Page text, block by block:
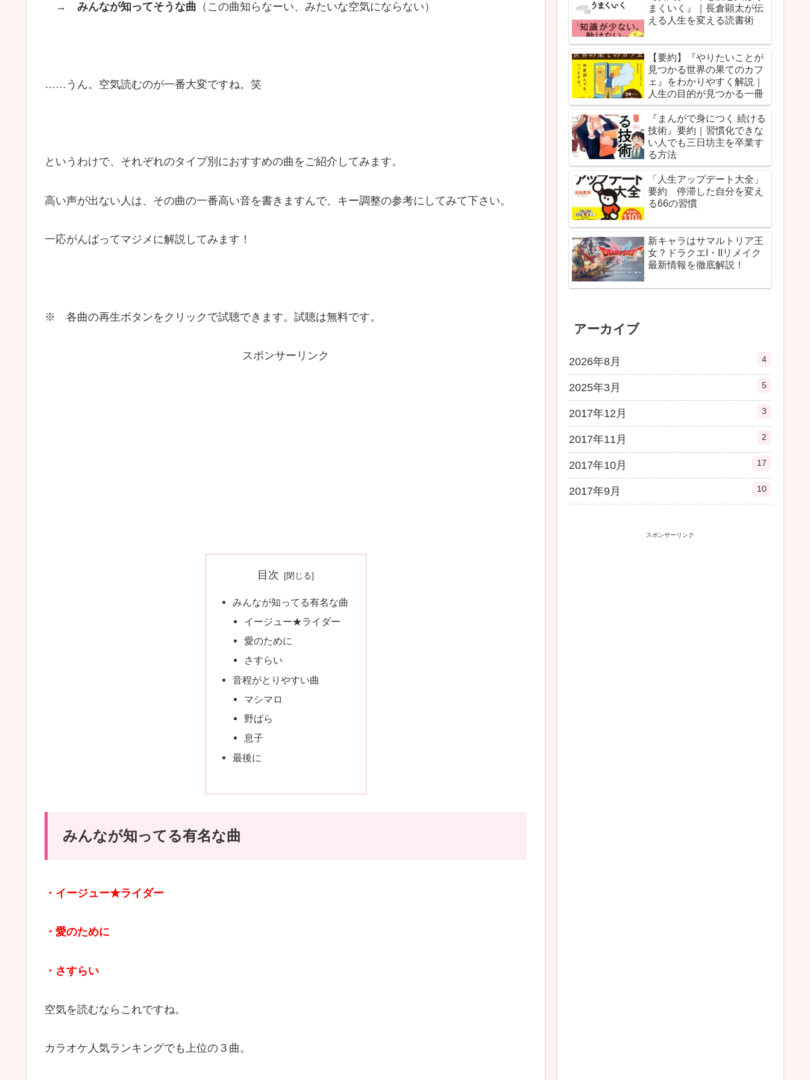
→ みんなが知ってそうな曲 （この曲知らなーい、みたいな空気にならない）
……うん。空気読むのが一番大変ですね。笑
というわけで、それぞれのタイプ別におすすめの曲をご紹介してみます。
高い声が出ない人は、その曲の一番高い音を書きますんで、キー調整の参考にしてみて下さい。
一応がんばってマジメに解説してみます！
※ 各曲の再生ボタンをクリックで試聴できます。試聴は無料です。
スポンサーリンク
目次
みんなが知ってる有名な曲
イージュー★ライダー
愛のために
さすらい
音程がとりやすい曲
マシマロ
野ばら
息子
最後に
みんなが知ってる有名な曲
・イージュー★ライダー
・愛のために
・さすらい
空気を読むならこれですね。
カラオケ人気ランキングでも上位の３曲。
まくいく』｜長倉顕太が伝
える人生を変える読書術
【要約】『やりたいことが
見つかる世界の果てのカフ
ェ』をわかりやすく解説｜
人生の目的が見つかる一冊
『まんがで身につく 続ける
技術』要約｜習慣化できな
い人でも三日坊主を卒業す
る方法
「人生アップデート大全」
要約 停滞した自分を変え
る66の習慣
新キャラはサマルトリア王
女？ドラクエI・IIリメイク
最新情報を徹底解説！
アーカイブ
2026年8月 4
2025年3月 5
2017年12月 3
2017年11月 2
2017年10月 17
2017年9月 10
スポンサーリンク